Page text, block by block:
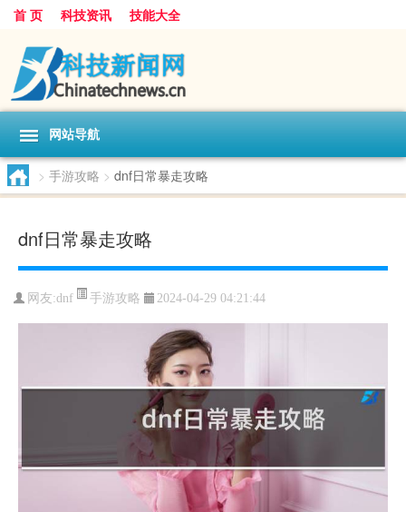
首 页 科技资讯 技能大全
网站导航
> 手游攻略 > dnf日常暴走攻略
dnf日常暴走攻略
网友:dnf 手游攻略 2024-04-29 04:21:44